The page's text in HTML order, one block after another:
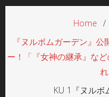
Home
『ヌルボムガーデン』
ー！「『女神の継承』な
KU 1『ヌルボ